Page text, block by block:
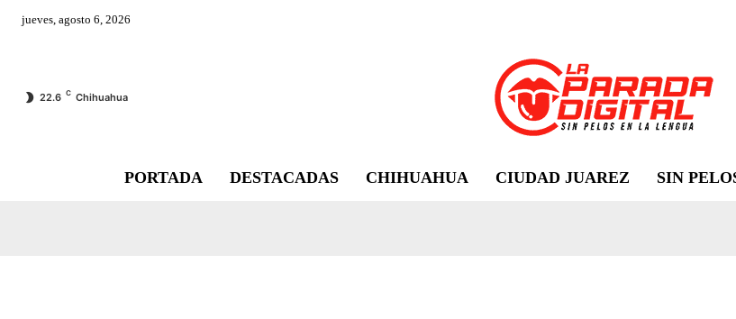
jueves, agosto 6, 2026
22.6 C Chihuahua
PORTADA DESTACADAS CHIHUAHUA CIUDAD JUAREZ SIN